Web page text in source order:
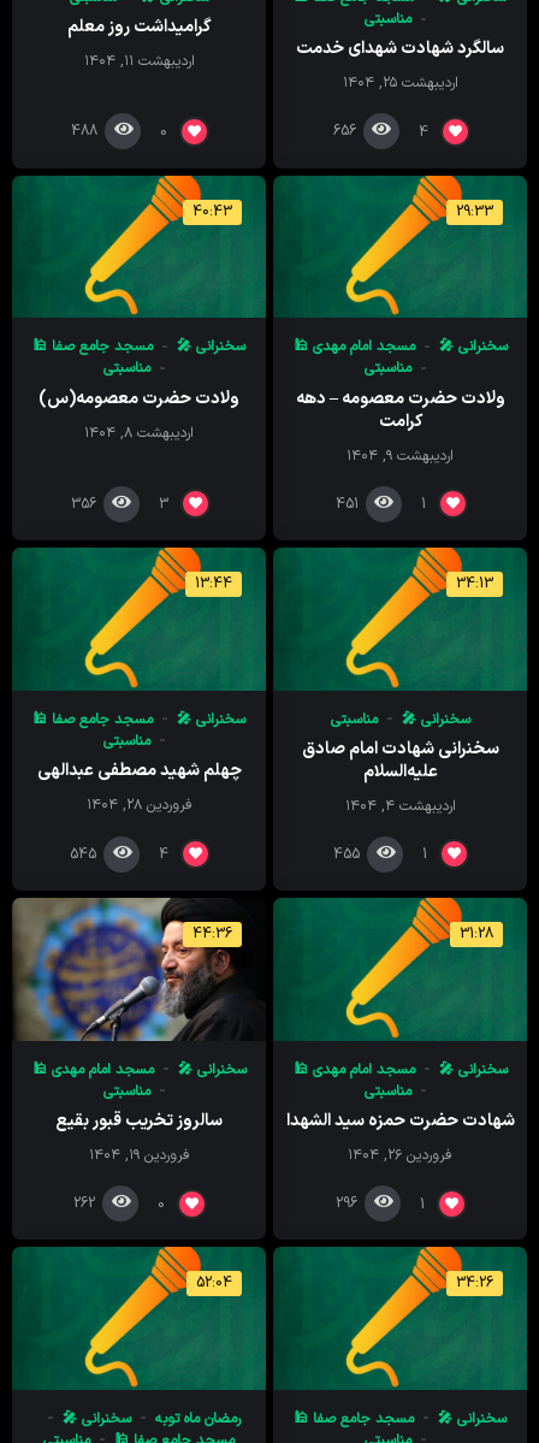
مناسبتی
سالگرد شهادت شهدای خدمت
اردیبهشت ۲۵, ۱۴۰۴
4
656
گرامیداشت روز معلم
اردیبهشت ۱۱, ۱۴۰۴
0
488
29:33
سخنرانی 🎤
مسجد امام‌ مهدی 🕌
مناسبتی
ولادت حضرت معصومه – دهه
کرامت
اردیبهشت ۹, ۱۴۰۴
1
451
40:43
سخنرانی 🎤
مسجد جامع صفا 🕌
مناسبتی
ولادت حضرت معصومه(س)
اردیبهشت ۸, ۱۴۰۴
3
356
34:13
سخنرانی 🎤 مناسبتی
سخنرانی شهادت امام صادق
علیه‌السلام
اردیبهشت ۴, ۱۴۰۴
1
455
13:44
سخنرانی 🎤
مسجد جامع صفا 🕌
مناسبتی
چهلم شهید مصطفی عبدالهی
فروردین ۲۸, ۱۴۰۴
4
545
31:28
سخنرانی 🎤
مسجد امام‌ مهدی 🕌
مناسبتی
شهادت حضرت حمزه سید الشهدا
فروردین ۲۶, ۱۴۰۴
1
296
44:36
سخنرانی 🎤
مسجد امام‌ مهدی 🕌
مناسبتی
سالروز تخریب قبور بقیع
فروردین ۱۹, ۱۴۰۴
0
262
34:26
سخنرانی 🎤
مسجد جامع صفا 🕌
52:04
رمضان ماه توبه
سخنرانی 🎤